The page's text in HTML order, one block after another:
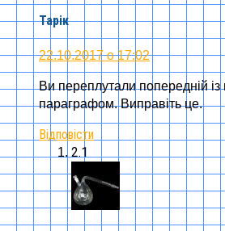
Тарік
22.10.2017 о 17:02
Ви переплутали попередній
параграфом. Виправіть це.
Відповісти
2.1